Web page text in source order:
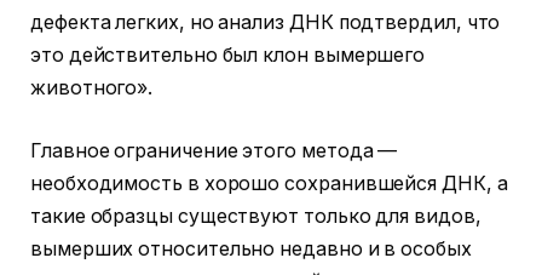
дефекта легких, но анализ ДНК подтвердил, что
это действительно был клон вымершего
животного».
Главное ограничение этого метода —
необходимость в хорошо сохранившейся ДНК, а
такие образцы существуют только для видов,
вымерших относительно недавно и в особых